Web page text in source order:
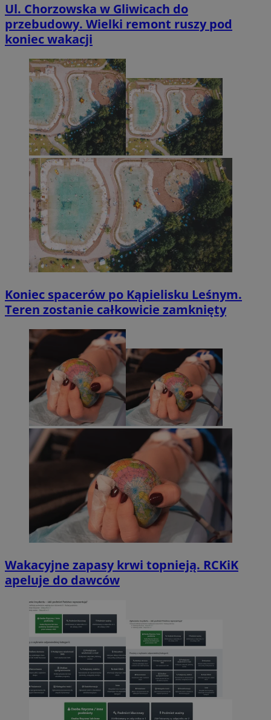
Ul. Chorzowska w Gliwicach do
przebudowy. Wielki remont ruszy pod
koniec wakacji
Koniec spacerów po Kąpielisku Leśnym.
Teren zostanie całkowicie zamknięty
Wakacyjne zapasy krwi topnieją. RCKiK
apeluje do dawców